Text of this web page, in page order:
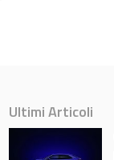
Ultimi Articoli